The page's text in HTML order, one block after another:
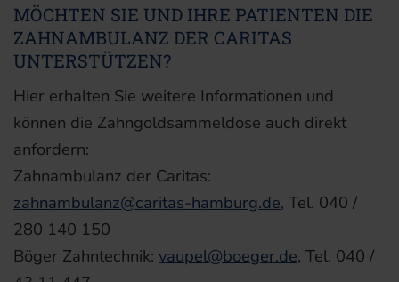
MÖCHTEN SIE UND IHRE PATIENTEN DIE
ZAHNAMBULANZ DER CARITAS
UNTERSTÜTZEN?
Hier erhalten Sie weitere Informationen und
können die Zahngoldsammeldose auch direkt
anfordern:
Zahnambulanz der Caritas:
zahnambulanz@caritas-hamburg.de, Tel. 040 /
280 140 150
Böger Zahntechnik: vaupel@boeger.de, Tel. 040 /